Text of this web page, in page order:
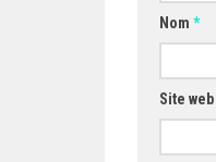
Nom *
Site web